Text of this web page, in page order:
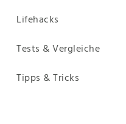
Lifehacks
Tests & Vergleiche
Tipps & Tricks